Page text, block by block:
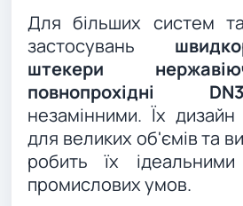
Для більших систем
застосувань
штекери
повнопрохідні
незамінними. Їх дизайн
для великих об'ємів та
робить їх
промислових умов.